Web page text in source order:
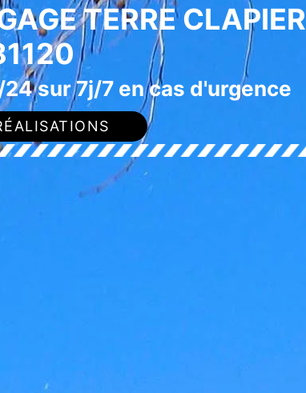
TERRE CLAPIER
sur 7j/7 en cas d'urgence